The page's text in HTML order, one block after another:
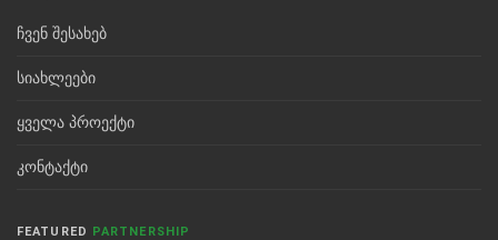
ჩვენ შესახებ
სიახლეები
ყველა პროექტი
კონტაქტი
FEATURED PARTNERSHIP